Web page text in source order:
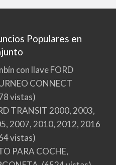
Populares en
con llave FORD
CONNECT
vistas)
TRANSIT 2000, 2003,
2007, 2010, 2012, 2016
vistas)
PARA COCHE,